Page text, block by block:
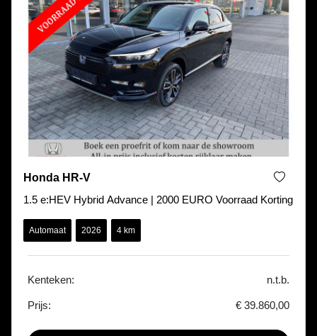
Honda HR-V
1.5 e:HEV Hybrid Advance | 2000 EURO Voorraad Korting
Automaat 2026 4 km
Kenteken: n.t.b.
Prijs: € 39.860,00